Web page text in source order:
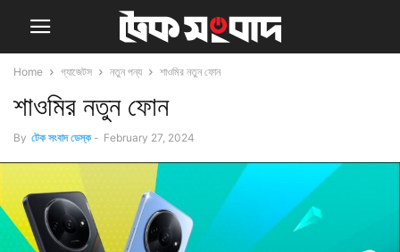
Home গ্যাজেটস নতুন পন্য শাওমির নতুন ফোন
শাওমির নতুন ফোন
By টেক সংবাদ ডেস্ক - February 27, 2024